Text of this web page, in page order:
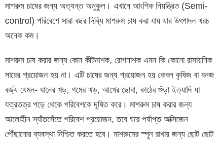
মাশরুম চাষের জন্য অত্যন্ত অনুকুল। এখানে আংশিক নিয়ন্ত্রিত (Semi-
control) পরিবেশে সারা বছর দিব্যি মাশরুম চাষ করা যায় যার উৎপাদন খরচ
অনেক কম।
মাশরুম চাষ করার জন্য কোন কীটনাশক, রোগনাশক এমন কি কোনো রাসায়নিক
সারের প্রয়োজন হয় না। এটি চাষের জন্য প্রয়োজন হয় কেবল কৃষিজ বা বনজ
বর্জ্য যেমন- ধানের খড়, গমের খড়, আখের ছোবা, কাঠের গুঁড়া ইত্যাদি যা
যত্রতত্র পড়ে থেকে পরিবেশকে দূষিত করে। মাশরুম চাষ করার জন্য
আলোহীন স্যাঁতসেঁতে পরিবেশ প্রয়োজন, তবে ঘরে পর্যাপ্ত অক্সিজেন
পৌঁছানোর ব্যবস্থা নিশ্চিত করতে হবে। মাশরুমের স্পূন রাখার জন্য ছোট ছোট